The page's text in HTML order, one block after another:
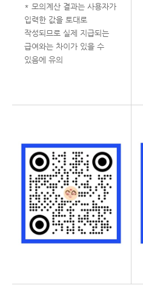
* 모의계산 결과는 사용자가
입력한 값을 토대로
작성되므로 실제 지급되는
급여와는 차이가 있을 수
있음에 유의